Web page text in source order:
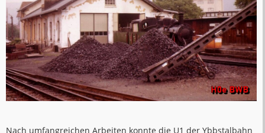
Nach umfangreichen Arbeiten konnte die U1 der Ybbstalbahn